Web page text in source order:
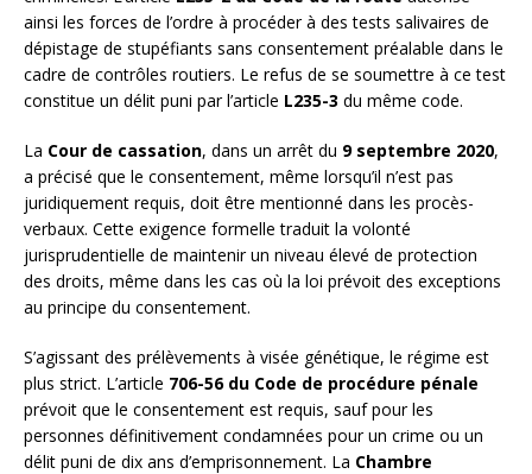
ainsi les forces de l’ordre à procéder à des tests salivaires de
dépistage de stupéfiants sans consentement préalable dans le
cadre de contrôles routiers. Le refus de se soumettre à ce test
constitue un délit puni par l’article L235-3 du même code.
La Cour de cassation, dans un arrêt du 9 septembre 2020,
a précisé que le consentement, même lorsqu’il n’est pas
juridiquement requis, doit être mentionné dans les procès-
verbaux. Cette exigence formelle traduit la volonté
jurisprudentielle de maintenir un niveau élevé de protection
des droits, même dans les cas où la loi prévoit des exceptions
au principe du consentement.
S’agissant des prélèvements à visée génétique, le régime est
plus strict. L’article 706-56 du Code de procédure pénale
prévoit que le consentement est requis, sauf pour les
personnes définitivement condamnées pour un crime ou un
délit puni de dix ans d’emprisonnement. La Chambre